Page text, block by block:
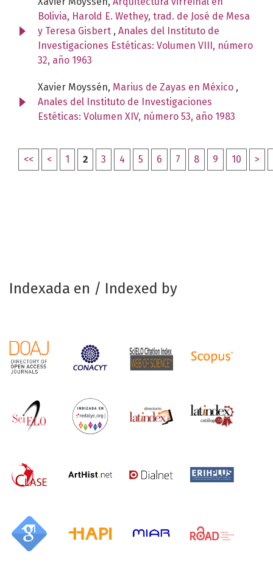
Bolivia, Harold E. Wethey, trad. de José de Mesa
y Teresa Gisbert , Anales del Instituto de
Investigaciones Estéticas: Volumen VIII, número
32, año 1963
Xavier Moyssén, Marius de Zayas en México ,
Anales del Instituto de Investigaciones
Estéticas: Volumen XIV, número 53, año 1983
<< < 1 2 3 4 5 6 7 8 9 10 >
Indexada en / Indexed by